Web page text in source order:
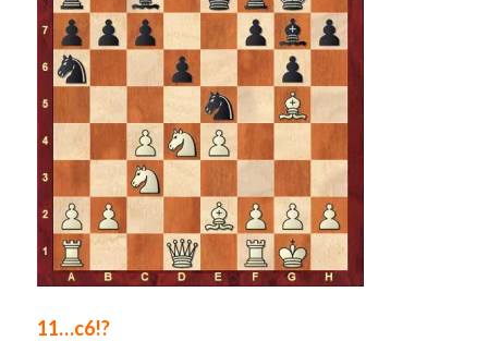
11…c6!?